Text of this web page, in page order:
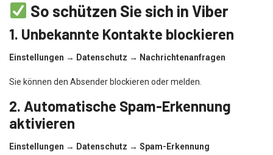
So schützen Sie sich in Viber
1. Unbekannte Kontakte blockieren
Einstellungen → Datenschutz → Nachrichtenanfragen
Sie können den Absender blockieren oder melden.
2. Automatische Spam-Erkennung
aktivieren
Einstellungen → Datenschutz → Spam-Erkennung